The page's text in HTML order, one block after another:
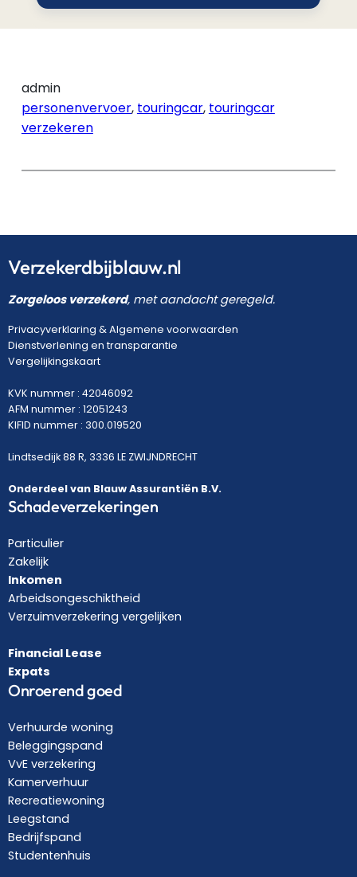
admin
personenvervoer, touringcar, touringcar
verzekeren
Verzekerdbijblauw.nl
Zorgeloos verzekerd, met aandacht geregeld.
Privacyverklaring &Algemene voorwaarden
Dienstverlening en transparantie
Vergelijkingskaart
KVK nummer : 42046092
AFM nummer : 12051243
KIFID nummer : 300.019520
Lindtsedijk 88 R, 3336 LE ZWIJNDRECHT
Onderdeel van Blauw Assurantiën B.V.
Schadeverzekeringen
Particulier
Zakelijk
Inkomen
Arbeidsongeschiktheid
Verzuimverzekering vergelijken
Financial Lease
Expats
Onroerend goed
Verhuurde woning
Beleggingspand
VvE verzekering
Kamerverhuur
Recreatiewoning
Leegstand
Bedrijfspand
Studentenhuis